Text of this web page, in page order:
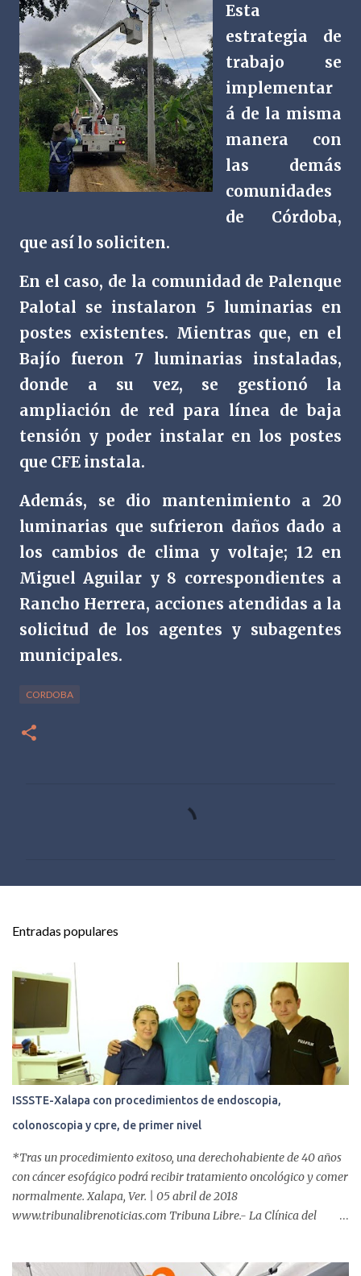
Esta
estrategia de
trabajo se
implementar
á de la misma
manera con
las demás
comunidades
de Córdoba,
que así lo soliciten.
En el caso, de la comunidad de Palenque
Palotal se instalaron 5 luminarias en
postes existentes. Mientras que, en el
Bajío fueron 7 luminarias instaladas,
donde a su vez, se gestionó la
ampliación de red para línea de baja
tensión y poder instalar en los postes
que CFE instala.
Además, se dio mantenimiento a 20
luminarias que sufrieron daños dado a
los cambios de clima y voltaje; 12 en
Miguel Aguilar y 8 correspondientes a
Rancho Herrera, acciones atendidas a la
solicitud de los agentes y subagentes
municipales.
CORDOBA
s
Entradas populares
ISSSTE-Xalapa con procedimientos de endoscopia,
colonoscopia y cpre, de primer nivel
*Tras un procedimiento exitoso, una derechohabiente de 40 años
con cáncer esofágico podrá recibir tratamiento oncológico y comer
normalmente. Xalapa, Ver. | 05 abril de 2018
www.tribunalibrenoticias.com Tribuna Libre.- La Clínica del